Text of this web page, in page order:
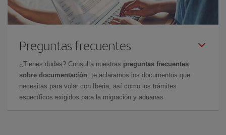
Preguntas frecuentes
¿Tienes dudas? Consulta nuestras preguntas frecuentes
sobre documentación: te aclaramos los documentos que
necesitas para volar con Iberia, así como los trámites
específicos exigidos para la migración y aduanas.